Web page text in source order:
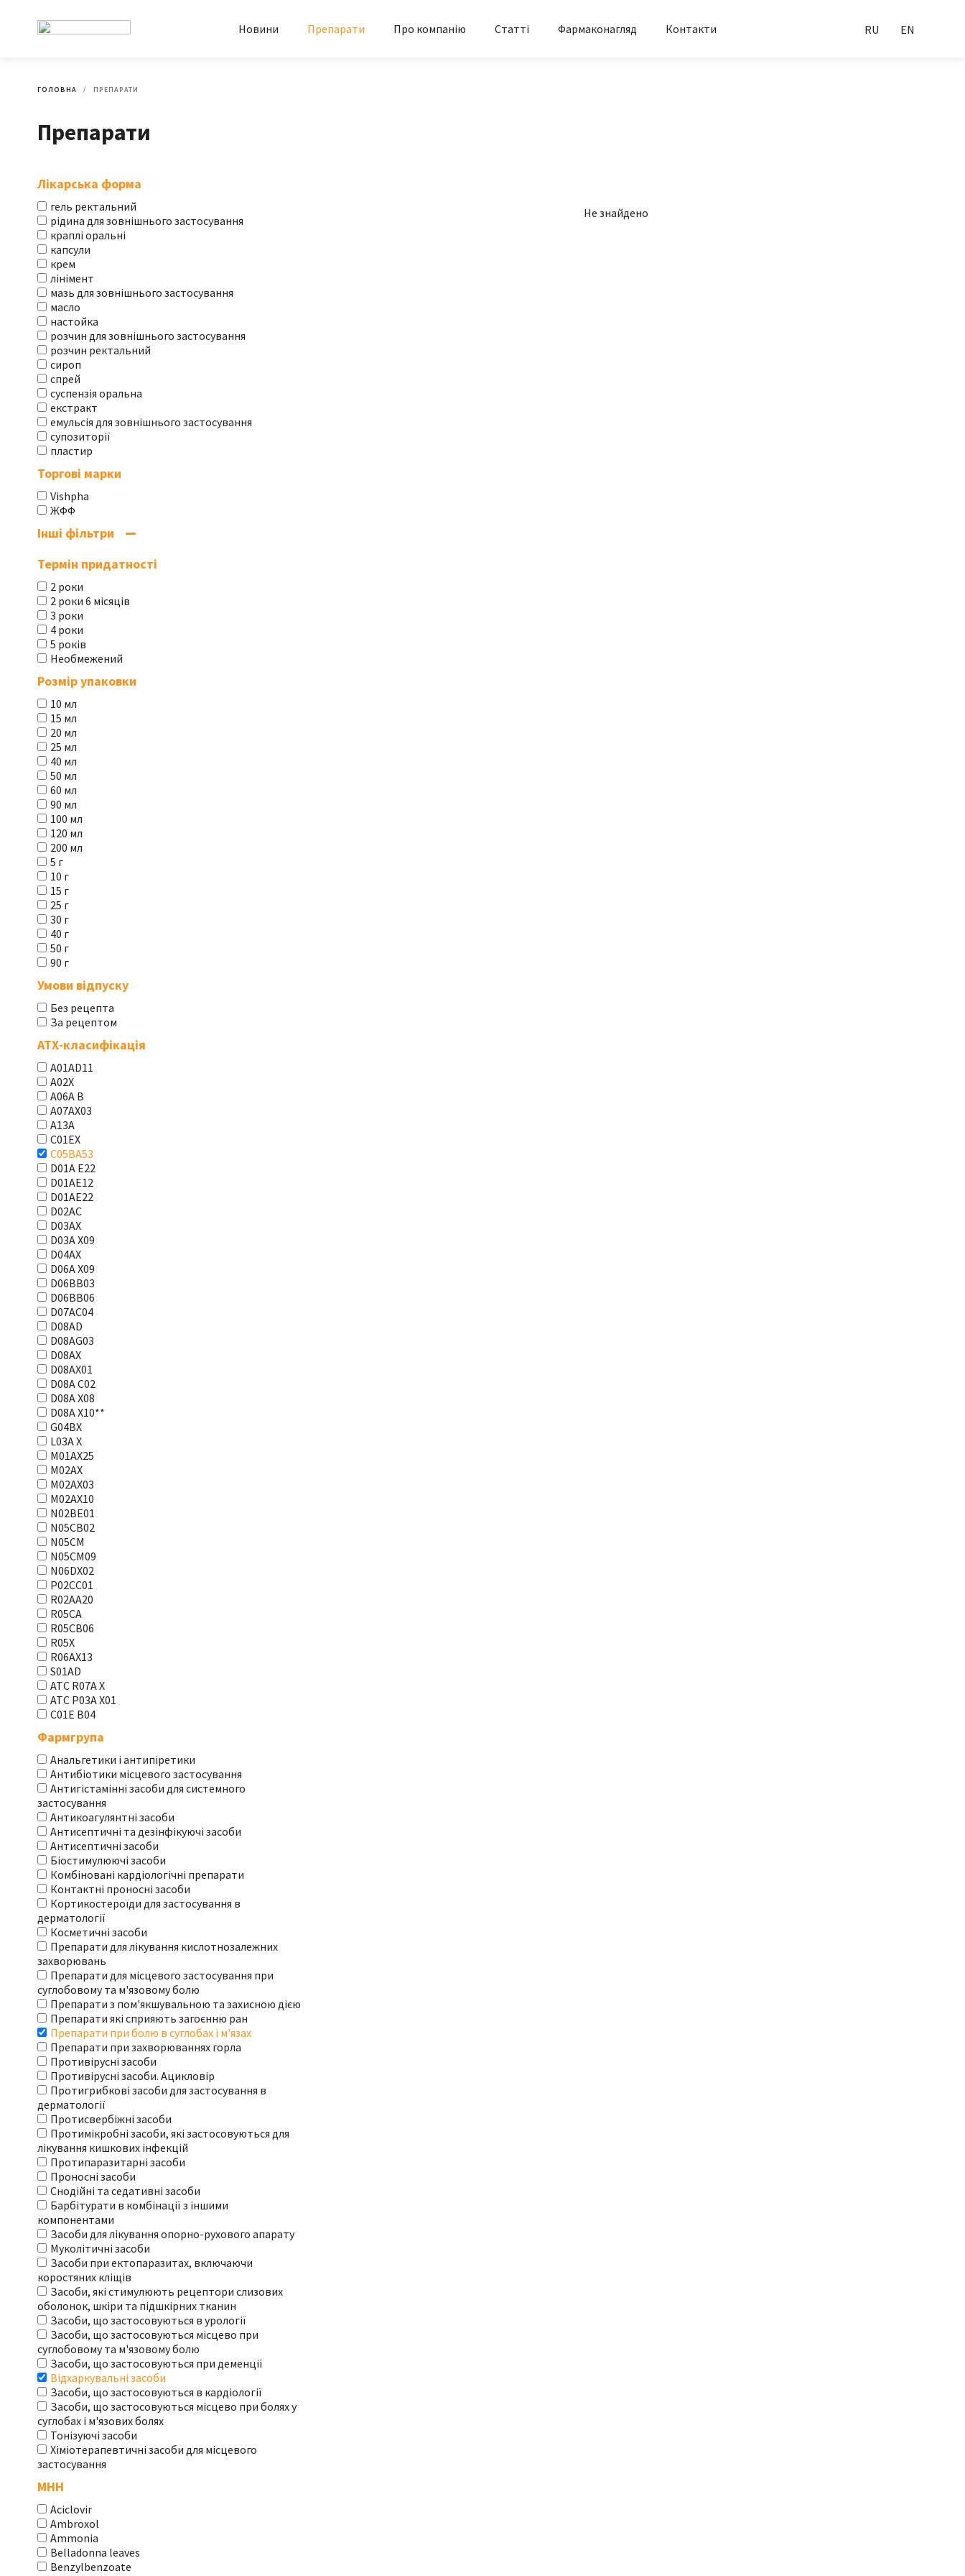
Новини Препарати Про компанію Статті Фармаконагляд Контакти RU EN
ГОЛОВНА ПРЕПАРАТИ
Препарати
Лікарська форма
гель ректальний
рідина для зовнішнього застосування
краплі оральні
капсули
крем
лінімент
мазь для зовнішнього застосування
масло
настойка
розчин для зовнішнього застосування
розчин ректальний
сироп
спрей
суспензія оральна
екстракт
емульсія для зовнішнього застосування
супозиторії
пластир
Торгові марки
Vishpha
ЖФФ
Інші фільтри
Термін придатності
2 роки
2 роки 6 місяців
3 роки
4 роки
5 років
Необмежений
Розмір упаковки
10 мл
15 мл
20 мл
25 мл
40 мл
50 мл
60 мл
90 мл
100 мл
120 мл
200 мл
5 г
10 г
15 г
25 г
30 г
40 г
50 г
90 г
Умови відпуску
Без рецепта
За рецептом
АТХ-класифікація
A01AD11
A02X
A06A В
A07AX03
A13A
C01EX
C05BA53
D01A E22
D01AE12
D01AE22
D02AC
D03AX
D03A X09
D04AX
D06A X09
D06BB03
D06BB06
D07AC04
D08AD
D08AG03
D08AX
D08AX01
D08А С02
D08А Х08
D08А Х10**
G04BX
L03А Х
M01AX25
M02AX
M02AX03
M02AX10
N02BE01
N05CB02
N05CM
N05CM09
N06DX02
P02CC01
R02AA20
R05CA
R05CB06
R05X
R06AX13
S01AD
АТС R07A X
АТС Р03А Х01
С01Е В04
Фармгрупа
Анальгетики і антипіретики
Антибіотики місцевого застосування
Антигістамінні засоби для системного
застосування
Антикоагулянтні засоби
Антисептичні та дезінфікуючі засоби
Антисептичні засоби
Біостимулюючі засоби
Комбіновані кардіологічні препарати
Контактні проносні засоби
Кортикостероїди для застосування в
дерматології
Косметичні засоби
Препарати для лікування кислотнозалежних
захворювань
Препарати для місцевого застосування при
суглобовому та м'язовому болю
Препарати з пом'якшувальною та захисною дією
Препарати які сприяють загоєнню ран
Препарати при болю в суглобах і м'язах
Препарати при захворюваннях горла
Противірусні засоби
Противірусні засоби. Ацикловір
Протигрибкові засоби для застосування в
дерматології
Протисвербіжні засоби
Протимікробні засоби, які застосовуються для
лікування кишкових інфекцій
Протипаразитарні засоби
Проносні засоби
Снодійні та седативні засоби
Барбітурати в комбінації з іншими
компонентами
Засоби для лікування опорно-рухового апарату
Муколітичні засоби
Засоби при ектопаразитах, включаючи
коростяних кліщів
Засоби, які стимулюють рецептори слизових
оболонок, шкіри та підшкірних тканин
Засоби, що застосовуються в урології
Засоби, що застосовуються місцево при
суглобовому та м'язовому болю
Засоби, що застосовуються при деменції
Відхаркувальні засоби
Засоби, що застосовуються в кардіології
Засоби, що застосовуються місцево при болях у
суглобах і м'язових болях
Тонізуючі засоби
Хіміотерапевтичні засоби для місцевого
застосування
МНН
Aciclovir
Ambroxol
Ammonia
Belladonna leaves
Benzylbenzoate
Не знайдено